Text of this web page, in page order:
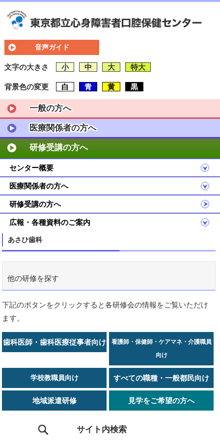
音声ガイド
文字の大きさ 小 中 大 特大
背景色の変更 白 青 黄 黒
一般の方へ
医療関係者の方へ
研修受講の方へ
センター概要
医療関係者の方へ
研修受講の方へ
広報・各種資料のご案内
あさひ歯科
他の研修を探す
下記のボタンをクリックすると各研修会の情報をご覧いただけ
ます。
歯科医師・歯科医療従事者向け
看護師・保健師・ケアマネ・介護職員
向け
学校教職員向け すべての職種・一般都民向け
地域派遣研修 見学をご希望の方へ
サイト内検索